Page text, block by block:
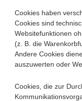
Cookies haben
Cookies sind
Websitefunktionen
(z. B. die
Andere Cookies
auszuwerten oder
Cookies, die zur